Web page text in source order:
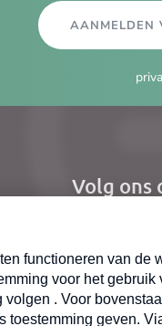
AANMELDEN
Volg ons
Nieuwsbrief
Neem hier een